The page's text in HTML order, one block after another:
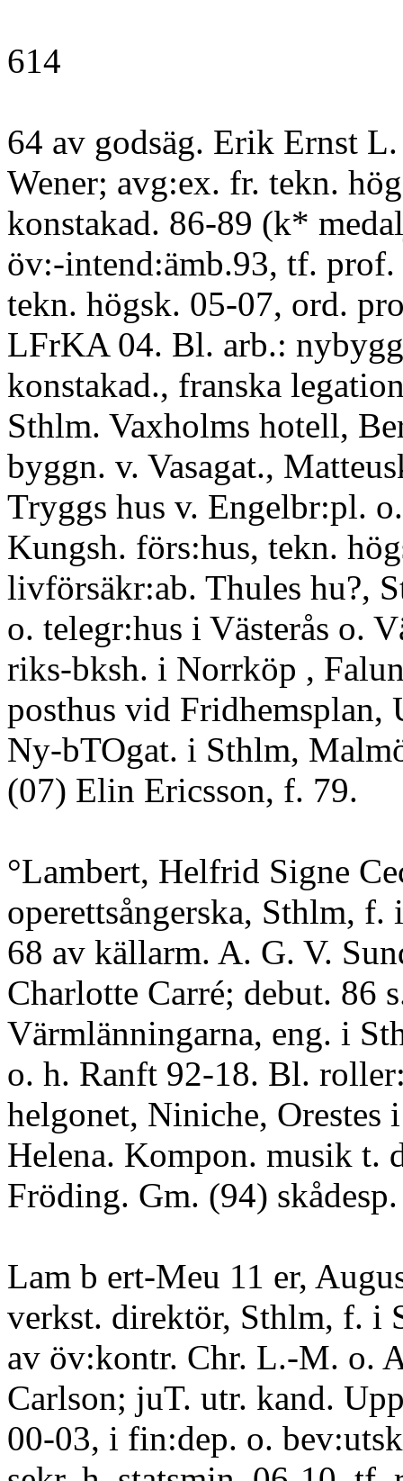
614
64 av godsäg. Erik Ernst
Wener; avg:ex. fr. tekn.
konstakad. 86-89 (k*
öv:-intend:ämb.93, tf.
tekn. högsk. 05-07, ord.
LFrKA 04. Bl. arb.:
konstakad., franska
Sthlm. Vaxholms hotell,
byggn. v. Vasagat.,
Tryggs hus v. Engelbr:pl.
Kungsh. förs:hus, tekn.
livförsäkr:ab. Thules hu?,
o. telegr:hus i Västerås o.
riks-bksh. i Norrköp ,
posthus vid Fridhemsplan,
Ny-bTOgat. i Sthlm,
(07) Elin Ericsson, f. 79.
°Lambert, Helfrid Signe
operettsångerska, Sthlm,
68 av källarm. A. G. V.
Charlotte Carré; debut. 86
Värmlänningarna, eng. i
o. h. Ranft 92-18. Bl.
helgonet, Niniche, Orestes
Helena. Kompon. musik t.
Fröding. Gm. (94)
Lam b ert-Meu 11 er,
verkst. direktör, Sthlm, f. i
av öv:kontr. Chr. L.-M. o.
Carlson; juT. utr. kand.
00-03, i fin:dep. o.